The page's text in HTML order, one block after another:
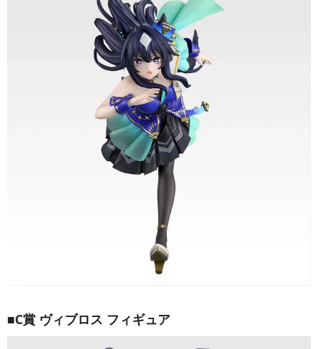
■C賞 ヴィブロス フィギュア